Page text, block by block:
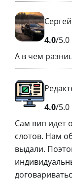
4.0/5.0
А в чем
4.0/5.0
Сам вип идет
слотов. Нам
выдали.